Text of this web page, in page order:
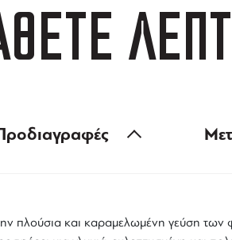
πλούσια και καραμελωμένη γεύση των